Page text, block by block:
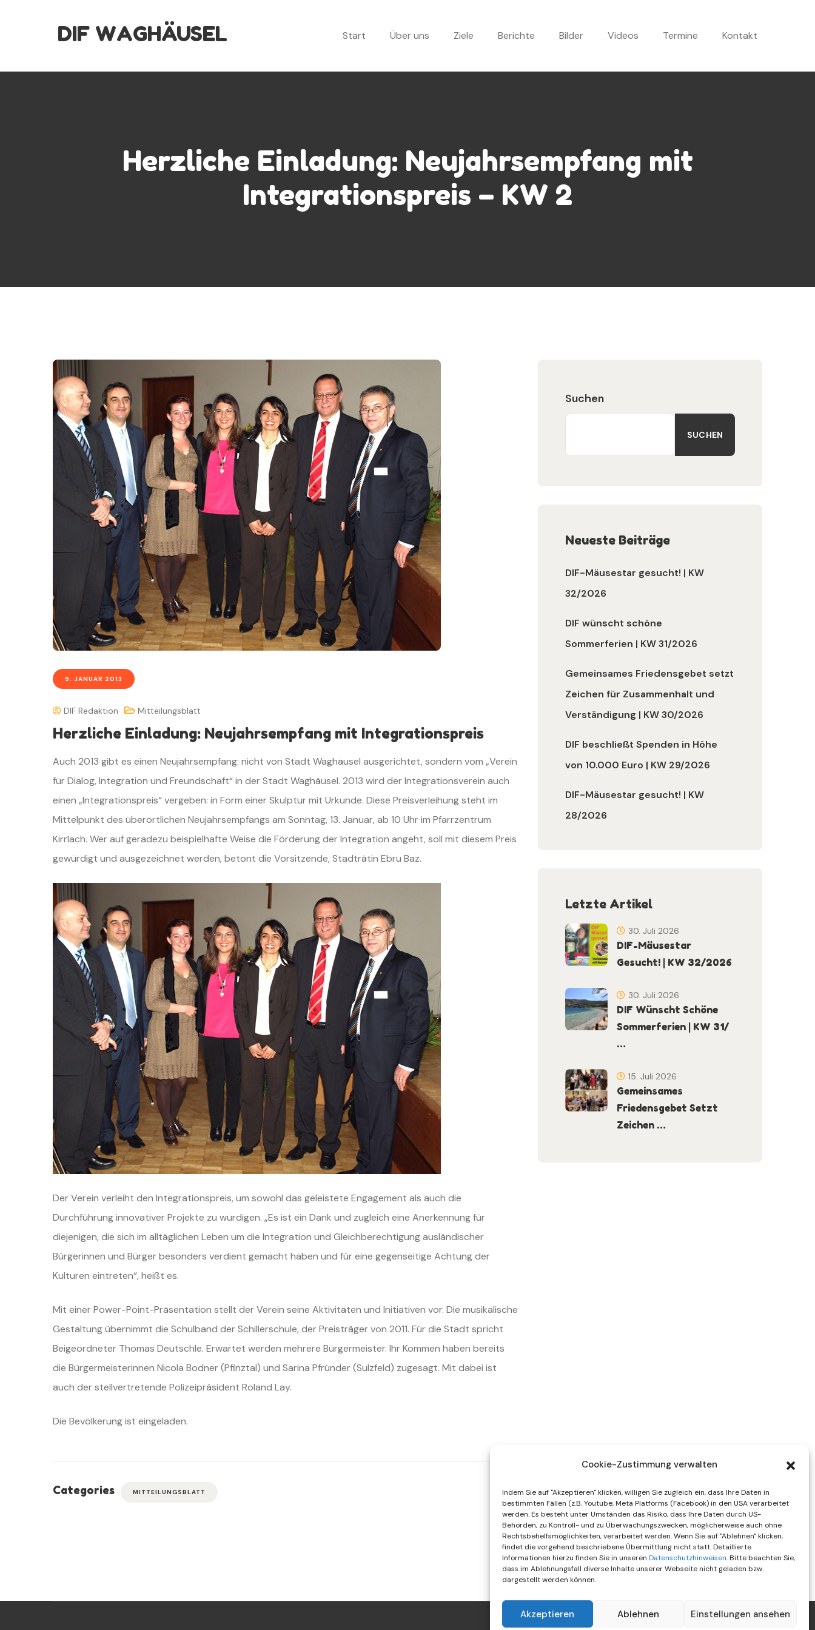
Cookie-Zustimmung verwalten
Indem Sie auf "Akzeptieren" klicken, willigen Sie zugleich ein, dass Ihre Daten in
bestimmten Fällen (z.B. Youtube, Meta Platforms (Facebook) in den USA verarbeitet
werden. Es besteht unter Umständen das Risiko, dass Ihre Daten durch US-
Behörden, zu Kontroll- und zu Überwachungszwecken, möglicherweise auch ohne
Rechtsbehelfsmöglichkeiten, verarbeitet werden. Wenn Sie auf "Ablehnen" klicken,
findet die vorgehend beschriebene Übermittlung nicht statt. Detaillierte
Informationen hierzu finden Sie in unseren Datenschutzhinweisen. Bitte beachten Sie,
dass im Ablehnungsfall diverse Inhalte unserer Webseite nicht geladen bzw.
dargestellt werden können.
Akzeptieren Ablehnen Einstellungen ansehen
DIF WAGHÄUSEL Start Über uns Ziele Berichte Bilder Videos Termine Kontakt
Herzliche Einladung: Neujahrsempfang mit
Integrationspreis – KW 2
9. JANUAR 2013
DIF Redaktion Mitteilungsblatt
Herzliche Einladung: Neujahrsempfang mit Integrationspreis
Auch 2013 gibt es einen Neujahrsempfang: nicht von Stadt Waghäusel ausgerichtet, sondern vom „Verein
für Dialog, Integration und Freundschaft“ in der Stadt Waghäusel. 2013 wird der Integrationsverein auch
einen „Integrationspreis“ vergeben: in Form einer Skulptur mit Urkunde. Diese Preisverleihung steht im
Mittelpunkt des überörtlichen Neujahrsempfangs am Sonntag, 13. Januar, ab 10 Uhr im Pfarrzentrum
Kirrlach. Wer auf geradezu beispielhafte Weise die Förderung der Integration angeht, soll mit diesem Preis
gewürdigt und ausgezeichnet werden, betont die Vorsitzende, Stadträtin Ebru Baz.
Der Verein verleiht den Integrationspreis, um sowohl das geleistete Engagement als auch die
Durchführung innovativer Projekte zu würdigen. „Es ist ein Dank und zugleich eine Anerkennung für
diejenigen, die sich im alltäglichen Leben um die Integration und Gleichberechtigung ausländischer
Bürgerinnen und Bürger besonders verdient gemacht haben und für eine gegenseitige Achtung der
Kulturen eintreten“, heißt es.
Mit einer Power-Point-Präsentation stellt der Verein seine Aktivitäten und Initiativen vor. Die musikalische
Gestaltung übernimmt die Schulband der Schillerschule, der Preisträger von 2011. Für die Stadt spricht
Beigeordneter Thomas Deutschle. Erwartet werden mehrere Bürgermeister. Ihr Kommen haben bereits
die Bürgermeisterinnen Nicola Bodner (Pfinztal) und Sarina Pfründer (Sulzfeld) zugesagt. Mit dabei ist
auch der stellvertretende Polizeipräsident Roland Lay.
Die Bevölkerung ist eingeladen.
Categories MITTEILUNGSBLATT
Suchen
SUCHEN
Neueste Beiträge
DIF-Mäusestar gesucht! | KW
32/2026
DIF wünscht schöne
Sommerferien | KW 31/2026
Gemeinsames Friedensgebet setzt
Zeichen für Zusammenhalt und
Verständigung | KW 30/2026
DIF beschließt Spenden in Höhe
von 10.000 Euro | KW 29/2026
DIF-Mäusestar gesucht! | KW
28/2026
Letzte Artikel
DIF-Mäusestar
Gesucht! | KW 32/2026
30. Juli 2026
DIF Wünscht Schöne
Sommerferien | KW 31/
…
30. Juli 2026
Gemeinsames
Friedensgebet Setzt
Zeichen …
15. Juli 2026